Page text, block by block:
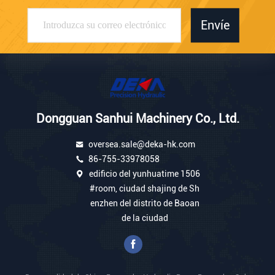
Envíe
Dongguan Sanhui Machinery Co., Ltd.
oversea.sale@deka-hk.com
86-755-33978058
edificio del yunhuatime 1506
#room, ciudad shajing de Sh
enzhen del distrito de Baoan
de la ciudad